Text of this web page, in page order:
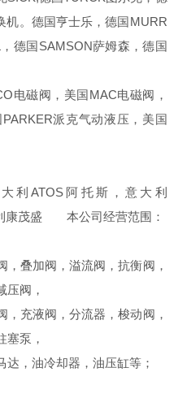
机。德国亨士乐，德国MURR
德国SAMSON萨姆森，德国
磁阀，美国MAC电磁阀，
派克气动液压，美国
ATOS阿托斯，意大利
康茂盛 本公司经营范围：
叠加阀，溢流阀，抗衡阀，
压阀，
充液阀，分流器，梭动阀，
塞泵，
，油冷却器，油压缸等；